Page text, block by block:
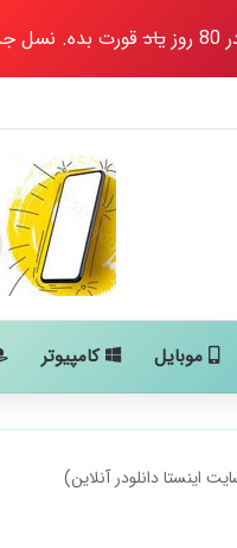
یادقورت بده. نسل
موبایل کامپیوتر